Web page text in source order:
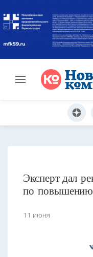
Эксперт дал
по повышению
11 июня